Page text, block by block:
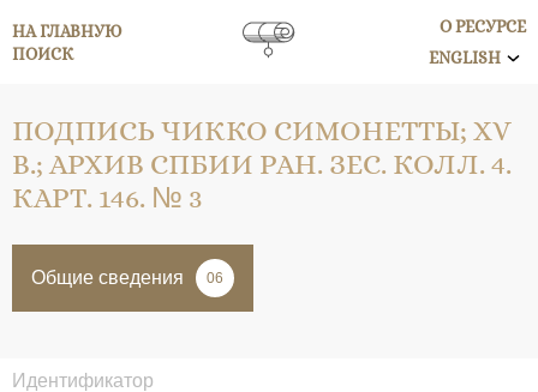
НА ГЛАВНУЮ
ПОИСК
О РЕСУРСЕ
ENGLISH
ПОДПИСЬ ЧИККО СИМОНЕТТЫ; XV
В.; АРХИВ СПБИИ РАН. ЗЕС. КОЛЛ. 4.
КАРТ. 146. № 3
Общие сведения 06
Идентификатор